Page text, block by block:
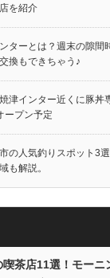
を紹介
ターとは？週末の隙
換もできちゃう♪
焼津インター近くに豚
ープン予定
市の人気釣りスポット3
も解説。
茶店11選！モーニ